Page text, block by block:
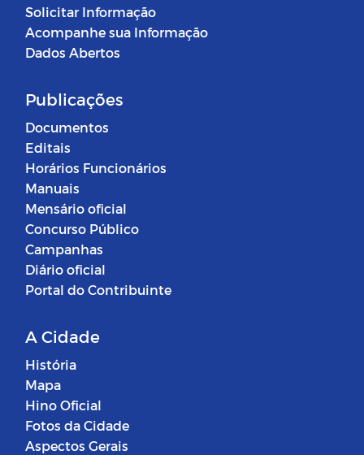
Solicitar Informação
Acompanhe sua Informação
Dados Abertos
Publicações
Documentos
Editais
Horários Funcionários
Manuais
Mensário oficial
Concurso Público
Campanhas
Diário oficial
Portal do Contribuinte
A Cidade
História
Mapa
Hino Oficial
Fotos da Cidade
Aspectos Gerais